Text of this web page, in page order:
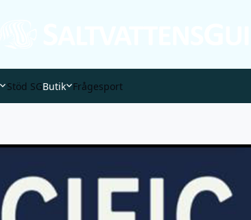
Stöd SGButik Frågesport